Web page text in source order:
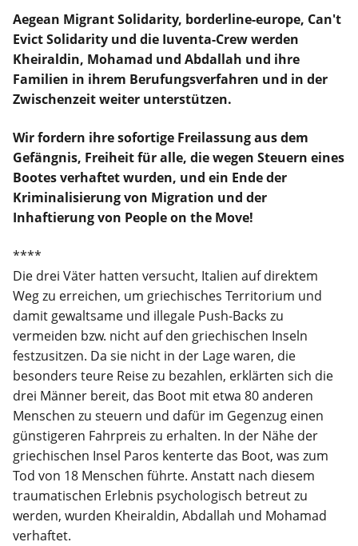
Aegean Migrant Solidarity, borderline-europe, Can't
Evict Solidarity und die Iuventa-Crew werden
Kheiraldin, Mohamad und Abdallah und ihre
Familien in ihrem Berufungsverfahren und in der
Zwischenzeit weiter unterstützen.
Wir fordern ihre sofortige Freilassung aus dem
Gefängnis, Freiheit für alle, die wegen Steuern eines
Bootes verhaftet wurden, und ein Ende der
Kriminalisierung von Migration und der
Inhaftierung von People on the Move!
****
Die drei Väter hatten versucht, Italien auf direktem
Weg zu erreichen, um griechisches Territorium und
damit gewaltsame und illegale Push-Backs zu
vermeiden bzw. nicht auf den griechischen Inseln
festzusitzen. Da sie nicht in der Lage waren, die
besonders teure Reise zu bezahlen, erklärten sich die
drei Männer bereit, das Boot mit etwa 80 anderen
Menschen zu steuern und dafür im Gegenzug einen
günstigeren Fahrpreis zu erhalten. In der Nähe der
griechischen Insel Paros kenterte das Boot, was zum
Tod von 18 Menschen führte. Anstatt nach diesem
traumatischen Erlebnis psychologisch betreut zu
werden, wurden Kheiraldin, Abdallah und Mohamad
verhaftet.